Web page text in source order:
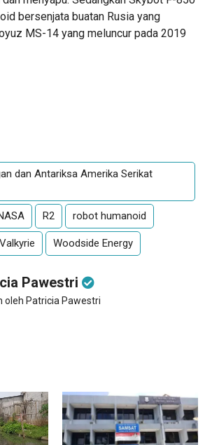
bersenjata buatan Rusia yang
MS-14 yang meluncur pada 2019
dan Antariksa Amerika Serikat
R2 robot humanoid
Valkyrie Woodside Energy
Pawestri
oleh Patricia Pawestri